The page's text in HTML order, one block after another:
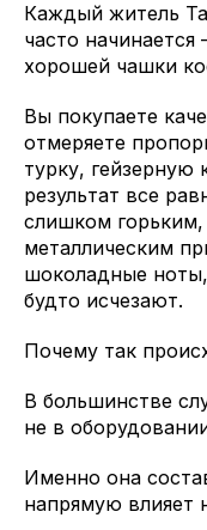
Каждый житель
часто
хорошей чашки
Вы покупаете
отмеряете
турку, гейзерную
результат все
слишком
металлическим
шоколадные
будто исчезают.
Почему так
В большинстве
не в
Именно она
напрямую влияет